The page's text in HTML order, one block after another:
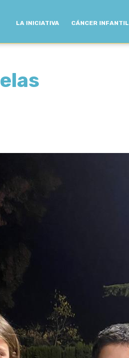
LA INICIATIVA CÁNCER INFANTIL